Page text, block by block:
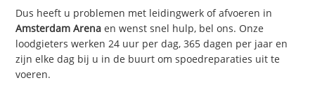
Dus heeft u problemen met leidingwerk of afvoeren in
Amsterdam Arenaen wenst snel hulp, bel ons. Onze
loodgieters werken 24 uur per dag, 365 dagen per jaar en
zijn elke dag bij u in de buurt om spoedreparaties uit te
voeren.